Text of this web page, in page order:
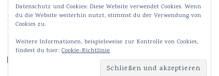
Meine Bilder & Videos auf Instagram ♥
Datenschutz und Cookies: Diese Website verwendet Cookies. Wenn
du die Website weiterhin nutzt, stimmst du der Verwendung von
Cookies zu.
Weitere Informationen, beispielsweise zur Kontrolle von Cookies,
findest du hier: Cookie-Richtlinie